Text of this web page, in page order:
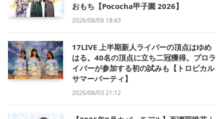
おもち【Pococha甲子園 2026】
2026/08/09 18:43
17LIVE 上半期新人ライバーの頂点はゆめ
はる。40名の頂点に立ち二冠獲得。プロラ
イバーが参加する初の試みも【トロピカル
サマーパーティ】
2026/08/03 21:12